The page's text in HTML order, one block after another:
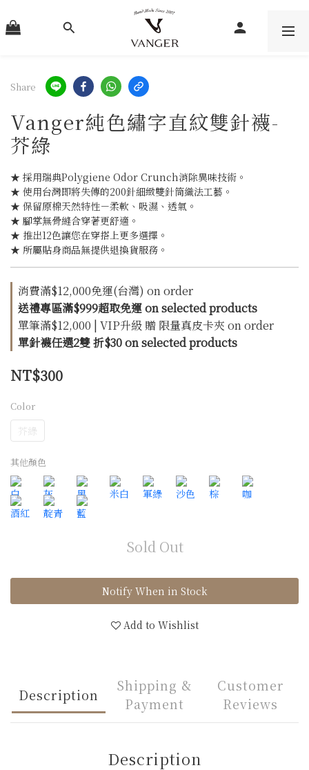
Share
Vanger純色繡字直紋雙針襪-
芥綠
★ 採用瑞典Polygiene Odor Crunch消除異味技術。
★ 使用台灣即將失傳的200針細緻雙針筒織法工藝。
★ 保留原棉天然特性－柔軟、吸濕、透氣。
★ 腳掌無骨縫合穿著更舒適。
★ 推出12色讓您在穿搭上更多選擇。
★ 所屬貼身商品無提供退換貨服務。
消費滿$12,000免運(台灣) on order
送禮專區滿$999超取免運 on selected products
單筆滿$12,000 | VIP升級 贈 限量真皮卡夾 on order
單針襪任選2雙 折$30 on selected products
NT$300
Color
芥綠
其他顏色
Sold Out
Notify When in Stock
Add to Wishlist
Description
Shipping &
Payment
Customer
Reviews
Description